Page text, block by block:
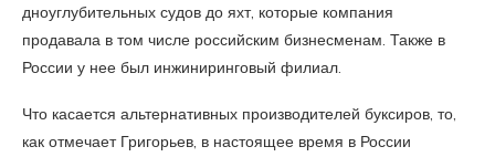
дноуглубительных судов до яхт, которые компания
продавала в том числе российским бизнесменам. Также в
России у нее был инжиниринговый филиал.
Что касается альтернативных производителей буксиров, то,
как отмечает Григорьев, в настоящее время в России